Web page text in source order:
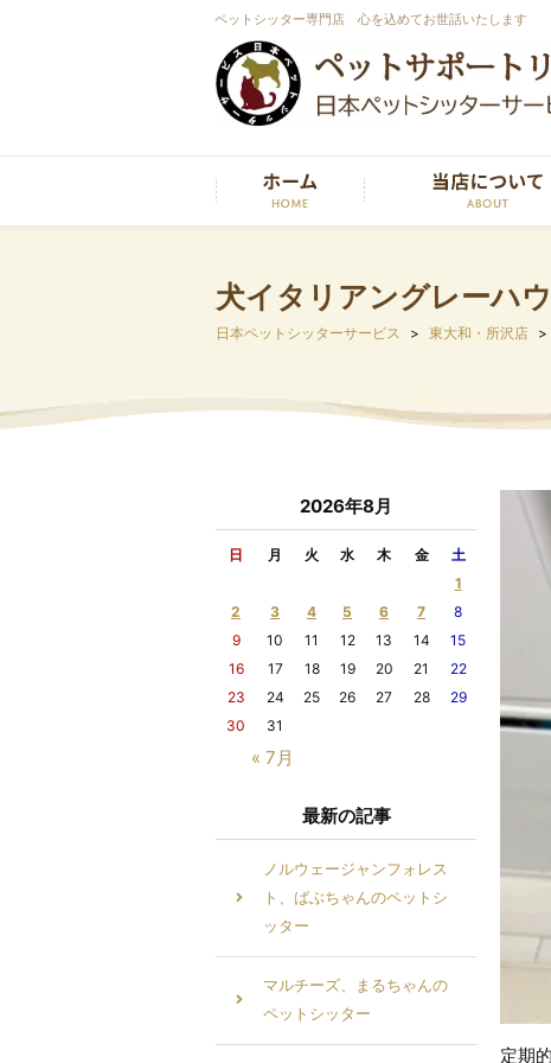
ペットシッター専門店 心を込めてお世話いたします
犬イタリアングレーハ
日本ペットシッターサービス 東大和・所沢店
定期
2026年8月
日 月 火 水 木 金 土
« 7月
1
2
3 4 5 6 7
8
9
10 11 12 13 14
15
16
17 18 19 20 21
22
23
24 25 26 27 28
29
30
31
最新の記事
ノルウェージャンフォレス
ト、ばぶちゃんのペットシ
ッター
マルチーズ、まるちゃんの
ペットシッター